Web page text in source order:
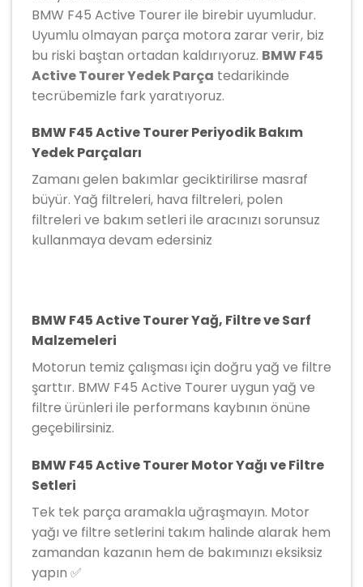
BMW F45 Active Tourer ile birebir uyumludur.
Uyumlu olmayan parça motora zarar verir, biz
bu riski baştan ortadan kaldırıyoruz. BMW F45
Active Tourer Yedek Parça tedarikinde
tecrübemizle fark yaratıyoruz.
BMW F45 Active Tourer Periyodik Bakım
Yedek Parçaları
Zamanı gelen bakımlar geciktirilirse masraf
büyür. Yağ filtreleri, hava filtreleri, polen
filtreleri ve bakım setleri ile aracınızı sorunsuz
kullanmaya devam edersiniz
BMW F45 Active Tourer Yağ, Filtre ve Sarf
Malzemeleri
Motorun temiz çalışması için doğru yağ ve filtre
şarttır. BMW F45 Active Tourer uygun yağ ve
filtre ürünleri ile performans kaybının önüne
geçebilirsiniz.
BMW F45 Active Tourer Motor Yağı ve Filtre
Setleri
Tek tek parça aramakla uğraşmayın. Motor
yağı ve filtre setlerini takım halinde alarak hem
zamandan kazanın hem de bakımınızı eksiksiz
yapın ✅